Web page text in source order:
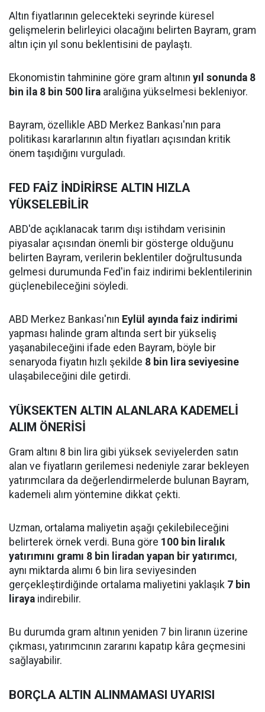
Altın fiyatlarının gelecekteki seyrinde küresel
gelişmelerin belirleyici olacağını belirten Bayram, gram
altın için yıl sonu beklentisini de paylaştı.
Ekonomistin tahminine göre gram altının yıl sonunda 8
bin ila 8 bin 500 lira aralığına yükselmesi bekleniyor.
Bayram, özellikle ABD Merkez Bankası'nın para
politikası kararlarının altın fiyatları açısından kritik
önem taşıdığını vurguladı.
FED FAİZ İNDİRİRSE ALTIN HIZLA
YÜKSELEBİLİR
ABD'de açıklanacak tarım dışı istihdam verisinin
piyasalar açısından önemli bir gösterge olduğunu
belirten Bayram, verilerin beklentiler doğrultusunda
gelmesi durumunda Fed'in faiz indirimi beklentilerinin
güçlenebileceğini söyledi.
ABD Merkez Bankası'nın Eylül ayında faiz indirimi
yapması halinde gram altında sert bir yükseliş
yaşanabileceğini ifade eden Bayram, böyle bir
senaryoda fiyatın hızlı şekilde 8 bin lira seviyesine
ulaşabileceğini dile getirdi.
YÜKSEKTEN ALTIN ALANLARA KADEMELİ
ALIM ÖNERİSİ
Gram altını 8 bin lira gibi yüksek seviyelerden satın
alan ve fiyatların gerilemesi nedeniyle zarar bekleyen
yatırımcılara da değerlendirmelerde bulunan Bayram,
kademeli alım yöntemine dikkat çekti.
Uzman, ortalama maliyetin aşağı çekilebileceğini
belirterek örnek verdi. Buna göre 100 bin liralık
yatırımını gramı 8 bin liradan yapan bir yatırımcı,
aynı miktarda alımı 6 bin lira seviyesinden
gerçekleştirdiğinde ortalama maliyetini yaklaşık 7 bin
liraya indirebilir.
Bu durumda gram altının yeniden 7 bin liranın üzerine
çıkması, yatırımcının zararını kapatıp kâra geçmesini
sağlayabilir.
BORÇLA ALTIN ALINMAMASI UYARISI